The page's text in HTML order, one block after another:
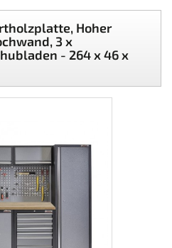
Hoher
3 x
- 264 x 46 x